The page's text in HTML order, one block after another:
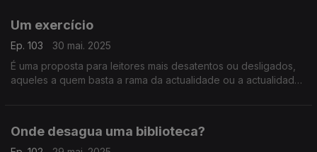
Um exercício
Ep. 103
30 mai. 2025
É uma proposta para leitores mais desatentos ou desligados,
aqueles a quem basta a rama da actualidade ou a actualidade
Onde desagua uma biblioteca?